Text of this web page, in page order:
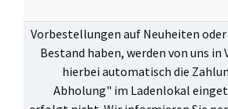
Vorbestellungen auf Neuheiten
Bestand haben, werden von uns
hierbei automatisch die
Abholung" im Ladenlokal